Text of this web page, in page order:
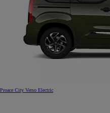
Proace City Verso Electric